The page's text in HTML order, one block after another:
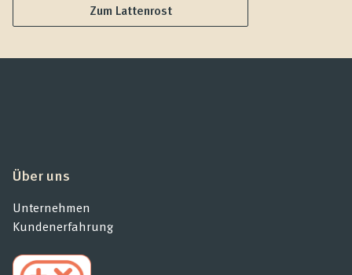
Zum Lattenrost
Über uns
Unternehmen
Kundenerfahrung